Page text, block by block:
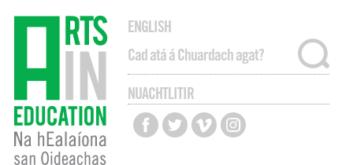
ENGLISH
NUACHTLITIR